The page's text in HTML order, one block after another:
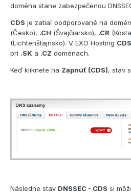
doména stane zabezpečenou
CDS je zatiaľ podporované na
(Česko), .CH (Švajčiarsko), .CR
(Lichtenštajnsko). V EXO Hosting
pri .SK a .CZ doménach.
Keď kliknete na Zapnúť (CDS), stav
Následne stav DNSSEC - CDS si